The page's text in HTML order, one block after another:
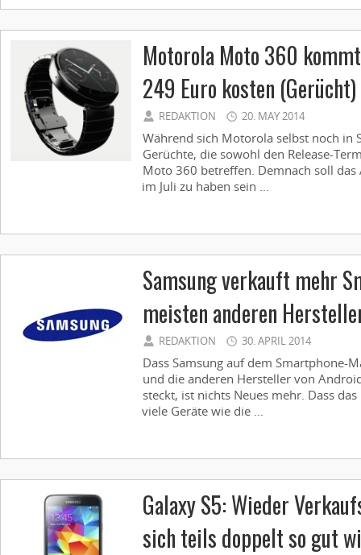
Motorola Moto 360
249 Euro kosten (Gerücht)
REDAKTION 20. MAY 2014
Während sich Motorola selbst noch in
Gerüchte, die sowohl den Release-
Moto 360 betreffen. Demnach soll
im Juli zu haben sein ...
Samsung verkauft mehr
meisten anderen
REDAKTION 30. APRIL 2014
Dass Samsung auf dem Smartphone-
und die anderen Hersteller von
steckt, ist nichts Neues mehr. Dass
viele Geräte wie die ...
Galaxy S5: Wieder
sich teils doppelt so gut